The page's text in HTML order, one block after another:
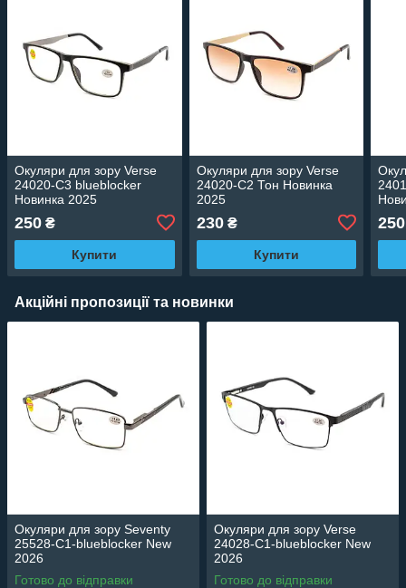
Окуляри для зору Verse
24020-C3 blueblocker
Новинка 2025
250 ₴
Купити
Окуляри для зору Verse
24020-C2 Тон Новинка
2025
230₴
Купити
250
Акційні пропозиції та новинки
Окуляри для зору Seventy
25528-C1-blueblocker New
2026
Готово до відправки
Окуляри для зору Verse
24028-C1-blueblocker New
2026
Готово до відправки